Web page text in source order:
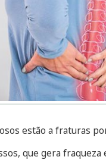
estão a fraturas
que gera